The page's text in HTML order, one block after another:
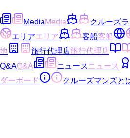
MediaMedia クルーズ
エリアエリア 客船客船
地
旅行代理店旅行代理店
Q&AQ&A ニュース ニュース
ダーボード
クルーズマンズと